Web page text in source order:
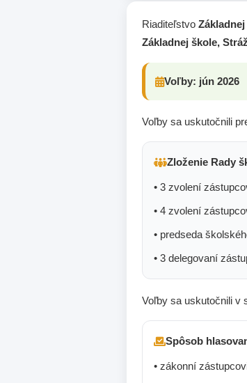
Riaditeľstvo
Základnej škole,
Voľby: jún 2026
Voľby sa uskutočnili
Zloženie Rady
• 3 zvolení
• 4 zvolení
• predseda
• 3 delegovaní
Voľby sa uskutočnili v
Spôsob
• zákonní